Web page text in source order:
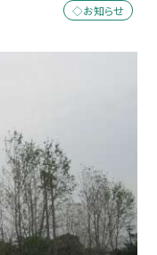
◇お知らせ